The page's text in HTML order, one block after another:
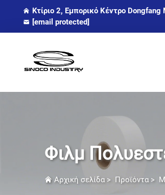
Κτίριο 2, Εμπορικό Κέντρο
[email protected]
Φιλμ
Αρχική σελίδα> Προϊόντα>